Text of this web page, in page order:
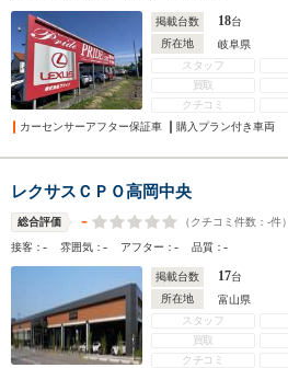
掲載台数 18台
所在地
岐阜県
スタッフ
買取
クチコミ
カーセンサーアフター保証車
購入プラン付き車両
レクサスＣＰＯ高岡中央
総合評価 - （クチコミ件数： -件）
接客：- 雰囲気：- アフター：- 品質：-
掲載台数 17台
所在地
富山県
スタッフ
買取
クチコミ